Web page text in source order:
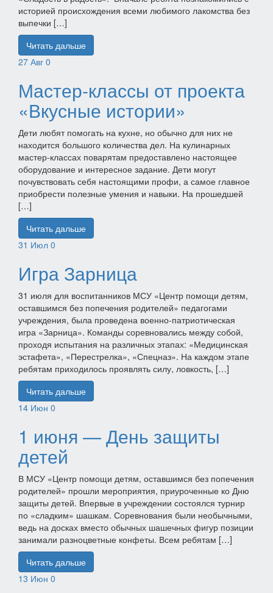
историей происхождения всеми любимого лакомства без
выпечки […]
Читать дальше
27 Авг 0
Мастер-классы от проекта
«Вкусные истории»
Дети любят помогать на кухне, но обычно для них не
находится большого количества дел. На кулинарных
мастер-классах поварятам предоставлено настоящее
оборудование и интересное задание. Дети могут
почувствовать себя настоящими профи, а самое главное
приобрести полезные умения и навыки. На прошедшей
[…]
Читать дальше
31 Июл 0
Игра Зарница
31 июля для воспитанников МСУ «Центр помощи детям,
оставшимся без попечения родителей» педагогами
учреждения, была проведена военно-патриотическая
игра «Зарница». Команды соревновались между собой,
проходя испытания на различных этапах: «Медицинская
эстафета», «Перестрелка», «Спецназ». На каждом этапе
ребятам приходилось проявлять силу, ловкость, […]
Читать дальше
14 Июн 0
1 июня — День защиты
детей
В МСУ «Центр помощи детям, оставшимся без попечения
родителей» прошли мероприятия, приуроченные ко Дню
защиты детей. Впервые в учреждении состоялся турнир
по «сладким» шашкам. Соревнования были необычными,
ведь на досках вместо обычных шашечных фигур позиции
занимали разноцветные конфеты. Всем ребятам […]
Читать дальше
13 Июн 0